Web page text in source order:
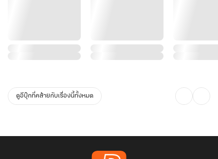
ดูอีบุ๊กที่คล้ายกับเรื่องนี้ทั้งหมด